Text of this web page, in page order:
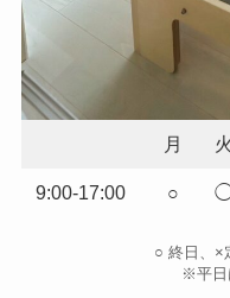
月 火
9:00-17:00 ○
○ 終日、×
※平日